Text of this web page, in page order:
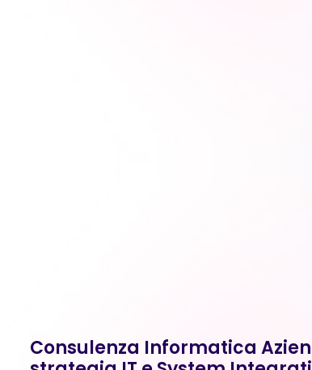
Consulenza Informatica